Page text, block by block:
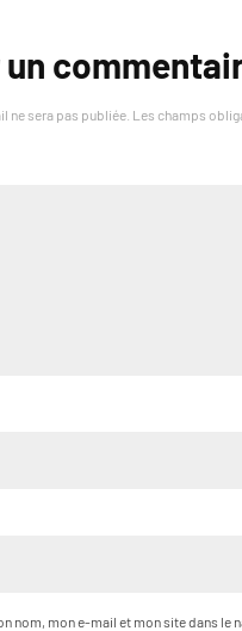
ne sera pas publiée. Les champs
nom, mon e-mail et mon site dans le